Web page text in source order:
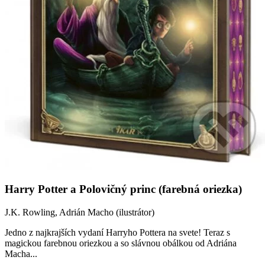
Harry Potter a Polovičný princ (farebná oriezka)
J.K. Rowling, Adrián Macho (ilustrátor)
Jedno z najkrajších vydaní Harryho Pottera na svete! Teraz s
magickou farebnou oriezkou a so slávnou obálkou od Adriána
Macha...